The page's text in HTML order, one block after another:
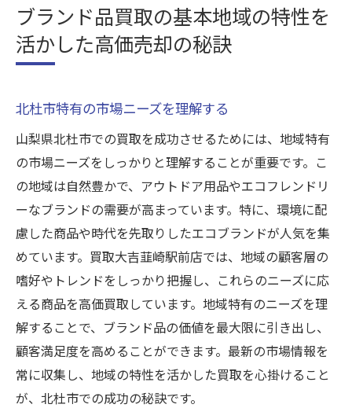
高価買取を実現するための地域戦略
地域密着型サービスの活用法
買取大吉韮崎駅前店の特徴とサービス
プロの査定士による正確な鑑定
買取プロセスをスムーズに進める方法
査定の際に注意すべきポイント
お客様の声から学ぶ買取のコツ
買取店との信頼関係を築く秘訣
市場動向の把握が鍵高価買取を実現するための
ステップ
市場調査で買取価格を予測する
流行の変化を捉える重要性
データから見るブランド品の価値変動
高価買取に必要な市場情報の集め方
ブランド品買取の基本地域の特性を
活かした高価売却の秘訣
北杜市特有の市場ニーズを理解する
山梨県北杜市での買取を成功させるためには、地域特有
の市場ニーズをしっかりと理解することが重要です。こ
の地域は自然豊かで、アウトドア用品やエコフレンドリ
ーなブランドの需要が高まっています。特に、環境に配
慮した商品や時代を先取りしたエコブランドが人気を集
めています。買取大吉韮崎駅前店では、地域の顧客層の
嗜好やトレンドをしっかり把握し、これらのニーズに応
える商品を高価買取しています。地域特有のニーズを理
解することで、ブランド品の価値を最大限に引き出し、
顧客満足度を高めることができます。最新の市場情報を
常に収集し、地域の特性を活かした買取を心掛けること
が、北杜市での成功の秘訣です。